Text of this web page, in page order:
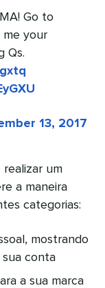
Go to
your
Qs.
13, 2017
um
a maneira
categorias:
mostrando
conta
a sua marca